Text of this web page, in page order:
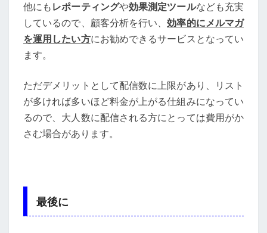
他にも レポーティングや効果測定ツールなども充実
しているので、顧客分析を行い、効率的にメルマガ
を運用したい方にお勧めできるサービスとなってい
ます。
ただデメリットとして配信数に上限があり、リスト
が多ければ多いほど料金が上がる仕組みになってい
るので、大人数に配信される方にとっては費用がか
さむ場合があります。
最後に